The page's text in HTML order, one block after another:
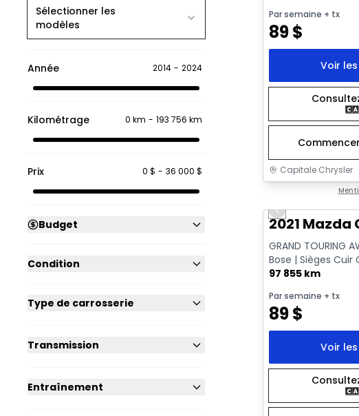
Sélectionner les
modèles
Année 2014 - 2024
Kilométrage 0 km - 193 756 km
Prix 0 $ - 36 000 $
Budget
Condition
Type de carrosserie
Transmission
Entraînement
Par semaine + tx
89$
Voir
Capitale Chrysler
Très bonne offre
Previous slide
2021 Mazda
GRAND TOURING
Bose | Sièges
CarPlay |
97 855 km
Par semaine + tx
89$
Voir